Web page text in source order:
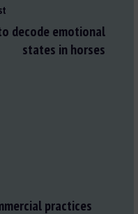
decode emotional
states in horses
practices